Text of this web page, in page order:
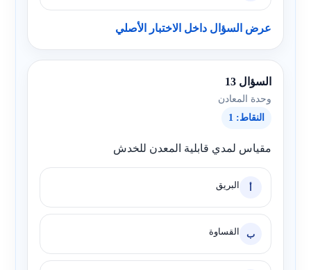
عرض السؤال داخل الاختبار الأصلي
السؤال 13
وحدة المعادن
النقاط: 1
مقياس لمدي قابلية المعدن للخدش
أ البريق
ب القساوة